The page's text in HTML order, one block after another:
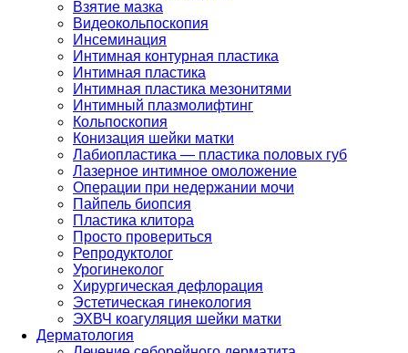
Взятие мазка
Видеокольпоскопия
Инсеминация
Интимная контурная пластика
Интимная пластика
Интимная пластика мезонитями
Интимный плазмолифтинг
Кольпоскопия
Конизация шейки матки
Лабиопластика — пластика половых губ
Лазерное интимное омоложение
Операции при недержании мочи
Пайпель биопсия
Пластика клитора
Просто провериться
Репродуктолог
Урогинеколог
Хирургическая дефлорация
Эстетическая гинекология
ЭХВЧ коагуляция шейки матки
Дерматология